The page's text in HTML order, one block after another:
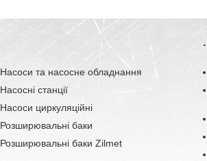
Насоси та насосне обладнання
Насосні станції
Насоси циркуляційні
Розширювальні баки
Розширювальні баки Zilmet
.